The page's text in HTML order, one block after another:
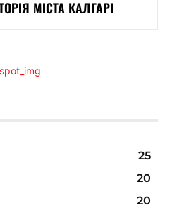
МІСТА КАЛГАРІ
25
20
20